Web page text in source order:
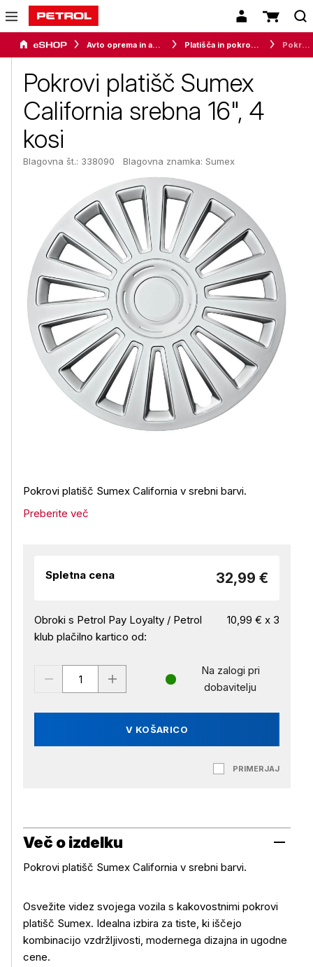
Avto oprema in avtomobilizem Platišča in pokrovi koles Pokrovi platišč Sumex California srebna 16", 4 kosi
Pokrovi platišč Sumex
California srebna 16", 4
kosi
Blagovna št.: 338090 Blagovna znamka: Sumex
Pokrovi platišč Sumex California v srebni barvi.
Preberite več
Spletna cena 32,99 €
Obroki s Petrol Pay Loyalty / Petrol
klub plačilno kartico od:
10,99 € x 3
V KOŠARICO
Na zalogi pri
dobavitelju
PRIMERJAJ
Več o izdelku
Pokrovi platišč Sumex California v srebni barvi.
Osvežite videz svojega vozila s kakovostnimi pokrovi
platišč Sumex. Idealna izbira za tiste, ki iščejo
kombinacijo vzdržljivosti, modernega dizajna in ugodne
cene.